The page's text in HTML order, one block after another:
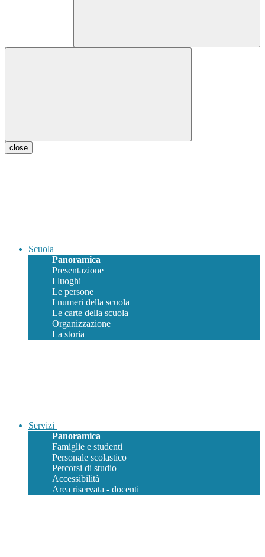
close
Scuola
Panoramica
Presentazione
I luoghi
Le persone
I numeri della scuola
Le carte della scuola
Organizzazione
La storia
Servizi
Panoramica
Famiglie e studenti
Personale scolastico
Percorsi di studio
Accessibilità
Area riservata - docenti